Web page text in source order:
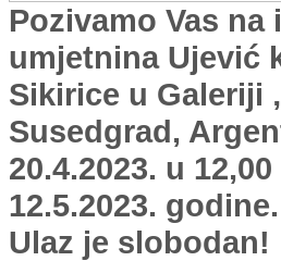
Pozivamo Vas
umjetnina Ujević
Sikirice u Galeriji
Susedgrad,
20.4.2023. u
12.5.2023.
Ulaz je slobodan!